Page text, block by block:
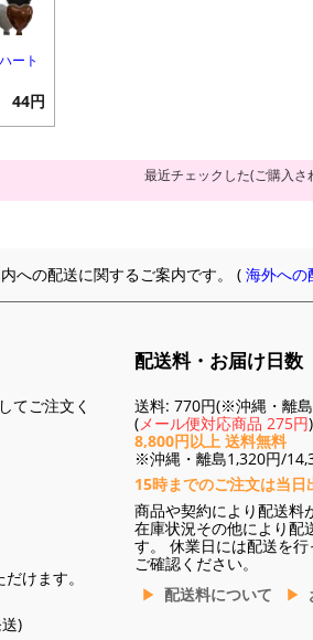
ート
44円
最近チェックした(ご購入さ
への配送に関するご案内です。 (海外への
てご注文く
けます。
)
配送料・お届け日数
送料: 770円(※沖縄・離
(メール便対応商品 275円)
8,800円以上 送料無料
※沖縄・離島1,320円/
15時までのご注文は当日
商品や契約により配送料
在庫状況その他により配
す。 休業日には配送を行
ご確認ください。
配送料について